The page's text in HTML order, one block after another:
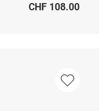
CHF 108.00